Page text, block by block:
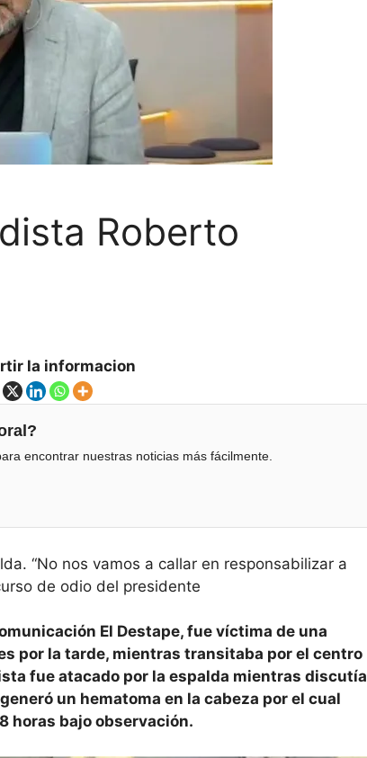
Roberto
la informacion
encontrar nuestras noticias más fácilmente.
“No nos vamos a callar en responsabilizar a
de odio del presidente
El Destape, fue víctima de una
por la tarde, mientras transitaba por el centro
fue atacado por la espalda mientras discutía
un hematoma en la cabeza por el cual
horas bajo observación.